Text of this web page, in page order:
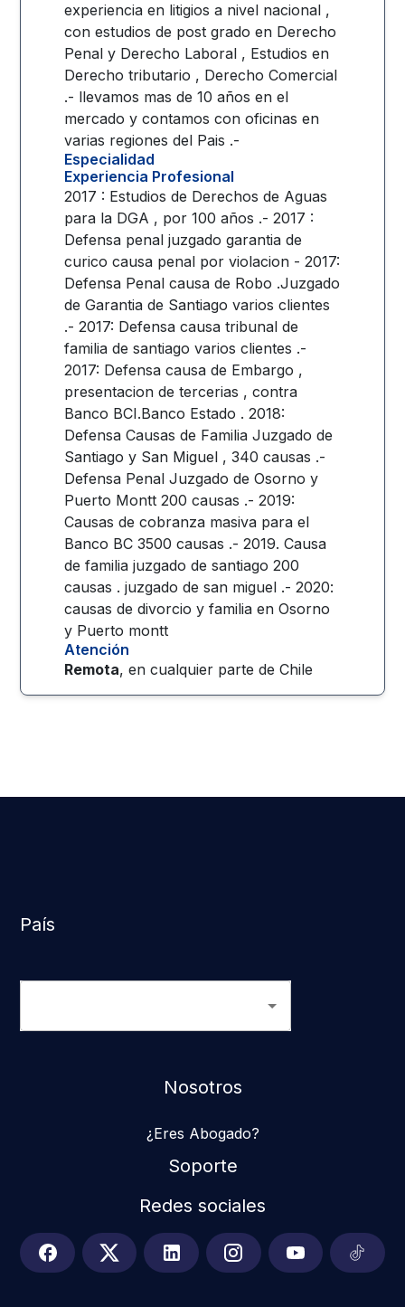
experiencia en litigios a nivel nacional ,
con estudios de post grado en Derecho
Penal y Derecho Laboral , Estudios en
Derecho tributario , Derecho Comercial
.- llevamos mas de 10 años en el
mercado y contamos con oficinas en
varias regiones del Pais .-
Especialidad
Experiencia Profesional
2017 : Estudios de Derechos de Aguas
para la DGA , por 100 años .- 2017 :
Defensa penal juzgado garantia de
curico causa penal por violacion - 2017:
Defensa Penal causa de Robo .Juzgado
de Garantia de Santiago varios clientes
.- 2017: Defensa causa tribunal de
familia de santiago varios clientes .-
2017: Defensa causa de Embargo ,
presentacion de tercerias , contra
Banco BCI.Banco Estado . 2018:
Defensa Causas de Familia Juzgado de
Santiago y San Miguel , 340 causas .-
Defensa Penal Juzgado de Osorno y
Puerto Montt 200 causas .- 2019:
Causas de cobranza masiva para el
Banco BC 3500 causas .- 2019. Causa
de familia juzgado de santiago 200
causas . juzgado de san miguel .- 2020:
causas de divorcio y familia en Osorno
y Puerto montt
Atención
Remota, en cualquier parte deChile
País
Nosotros
¿Eres Abogado?
Soporte
Redes sociales